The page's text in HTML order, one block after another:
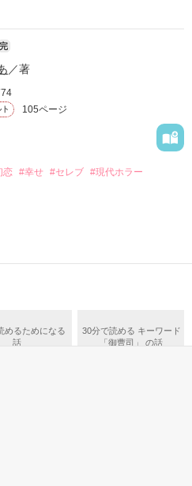
される物語。
殺す。
出来ずに、流されるままに。
えるまで。
ない街。
完
／著
105ページ
恋 #幸せ #セレブ #現代ホラー
だろう？
めるためになる
話
30分で読める キーワード
「御曹司」 の話